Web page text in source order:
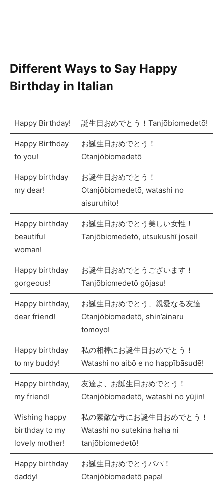
Different Ways to Say Happy
Birthday in Italian
Happy Birthday! 誕生日おめでとう！Tanjōbiomedetō!
Happy Birthday
to you!
お誕生日おめでとう！
Otanjōbiomedetō
Happy birthday
my dear!
お誕生日おめでとう！
Otanjōbiomedetō, watashi no
aisuruhito!
Happy birthday
beautiful
woman!
お誕生日おめでとう美しい女性！
Tanjōbiomedetō, utsukushī josei!
Happy birthday
gorgeous!
お誕生日おめでとうございます！
Tanjōbiomedetō gōjasu!
Happy birthday,
dear friend!
お誕生日おめでとう、親愛なる友達
Otanjōbiomedetō, shin’ainaru
tomoyo!
Happy birthday
to my buddy!
私の相棒にお誕生日おめでとう！
Watashi no aibō e no happībāsudē!
Happy birthday,
my friend!
友達よ、お誕生日おめでとう！
Otanjōbiomedetō, watashi no yūjin!
Wishing happy
birthday to my
lovely mother!
私の素敵な母にお誕生日おめでとう！
Watashi no sutekina haha ni
tanjōbiomedetō!
Happy birthday
daddy!
お誕生日おめでとうパパ！
Otanjōbiomedetō papa!